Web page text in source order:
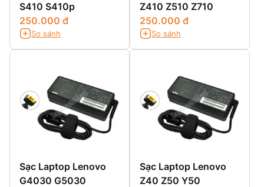
S410 S410p
250.000 đ
So sánh
Z410 Z510 Z710
250.000 đ
So sánh
Sạc Laptop Lenovo
G4030 G5030
Sạc Laptop Lenovo
Z40 Z50 Y50